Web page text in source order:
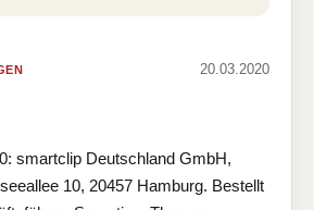
20.03.2020
smartclip Deutschland GmbH,
10, 20457 Hamburg. Bestellt